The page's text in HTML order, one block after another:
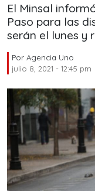
El Minsal
Paso para las
serán el lunes y
Por Agencia Uno
julio 8, 2021 - 12:45 pm